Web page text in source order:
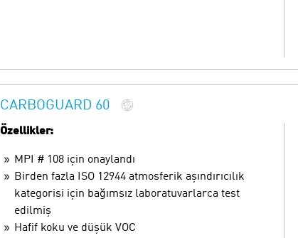
CARBOGUARD 60
Özellikler:
MPI # 108 için onaylandı
Birden fazla ISO 12944 atmosferik aşındırıcılık
kategorisi için bağımsız laboratuvarlarca test
edilmiş
Hafif koku ve düşük VOC